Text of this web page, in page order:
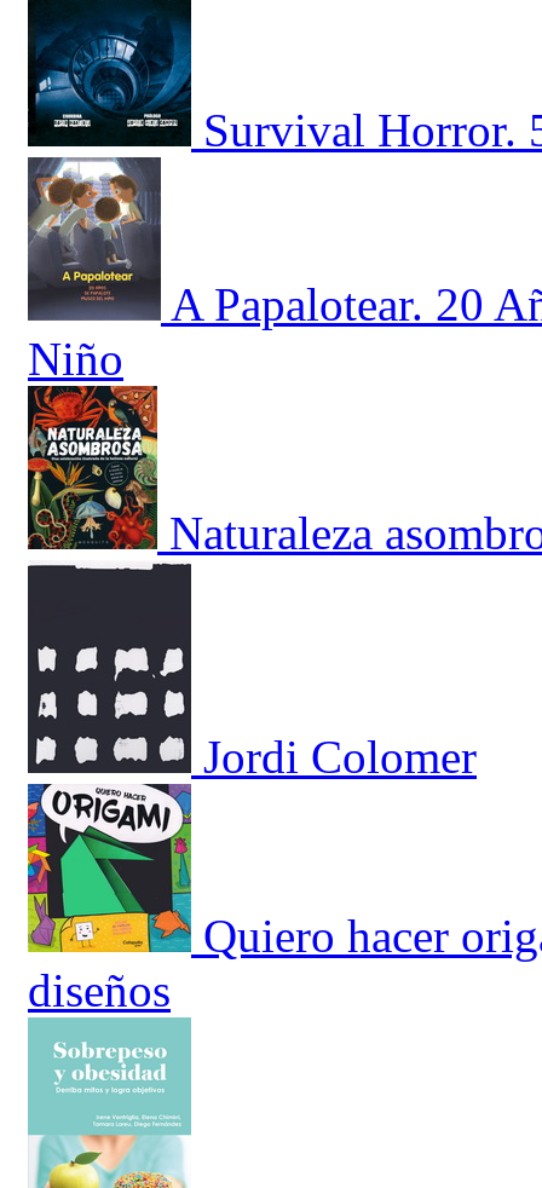
Survival Horror.
A Papalotear. 20
Niño
Naturaleza
Jordi Colomer
Quiero hacer
diseños